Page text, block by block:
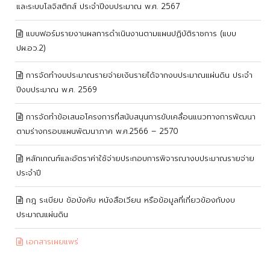
และระบบโลจิสติกส์ ประจำปีงบประมาณ พ.ศ. 2567
แบบฟอร์มรายงานผลการดำเนินงานตามแผนปฏิบัติราชการ (แบบ
ปผ.อว.2)
การจัดทำงบประมาณรายจ่ายเงินรายได้จากงบประมาณแผ่นดิน ประจำ
ปีงบประมาณ พ.ศ. 2569
การจัดทำข้อเสนอโครงการที่สนับสนุนการขับเคลื่อนแนวทางการพัฒนา
ตามร่างกรอบแผนพัฒนาภาค พ.ศ.2566 – 2570
หลักเกณฑ์และอัตราค่าใช้จ่ายประกอบการพิจารณางบประมาณรายจ่าย
ประจำปี
กฎ ระเบียบ ข้อบังคับ หนังสือเวียน หรือข้อมูลที่เกี่ยวข้องกับงบ
ประมาณแผ่นดิน
เอกสารเผยแพร่